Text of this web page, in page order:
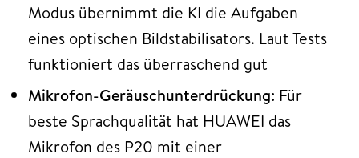
Modus übernimmt die KI die Aufgaben
eines optischen Bildstabilisators. Laut Tests
funktioniert das überraschend gut
Mikrofon-Geräuschunterdrückung: Für
beste Sprachqualität hat HUAWEI das
Mikrofon des P20 mit einer